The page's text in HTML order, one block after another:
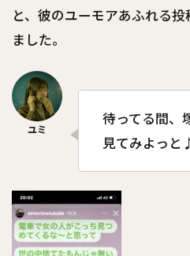
と、彼のユーモアあふれる
ました。
待ってる間、
見てみよっと